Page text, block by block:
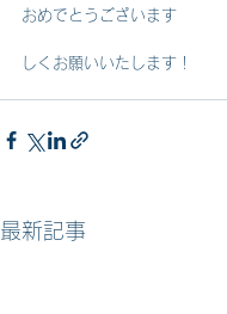
おめでとうございます
今年も
しくお願いいたします！
最新記事